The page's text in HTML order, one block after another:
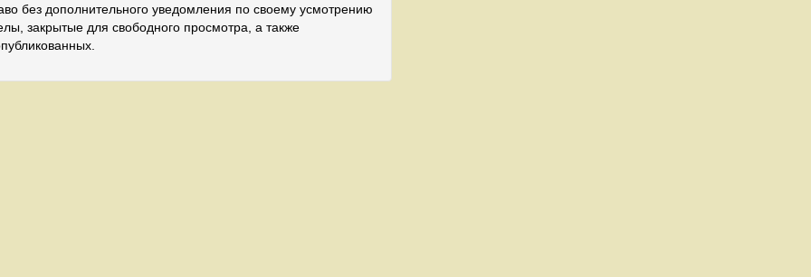
без дополнительного уведомления по своему усмотрению
закрытые для свободного просмотра, а также